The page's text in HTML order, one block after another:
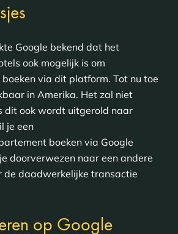
Google bekend dat het
ook mogelijk is om
via dit platform. Tot nu toe
in Amerika. Het zal niet
dit ook wordt uitgerold naar
je een
boeken via Google
doorverwezen naar een andere
de daadwerkelijke transactie
op Google